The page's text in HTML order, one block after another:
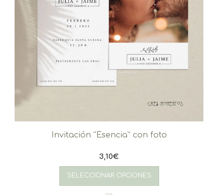
Invitación “Esencia” con foto
3,10€
SELECCIONAR OPCIONES